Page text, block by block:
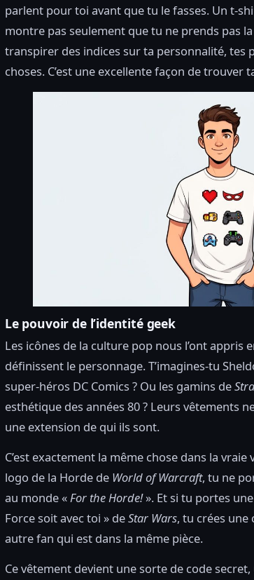
parlent pour toi avant que tu le fasses. Un t-
montre pas seulement que tu ne prends pas
transpirer des indices sur ta personnalité, tes
choses. C’est une excellente façon de trouver
Le pouvoir de l’identité geek
Les icônes de la culture pop nous l’ont appris
définissent le personnage. T’imagines-tu
super-héros DC Comics ? Ou les gamins de
esthétique des années 80 ? Leurs vêtements
une extension de qui ils sont.
C’est exactement la même chose dans la
logo de la Horde de World of Warcraft, tu ne
au monde «For the Horde!». Et si tu portes
Force soit avec toi » deStar Wars, tu crées
autre fan qui est dans la même pièce.
Ce vêtement devient une sorte de code